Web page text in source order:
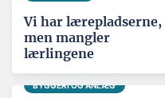
Vi har lærepladserne,
men mangler
lærlingene
BYGGERI OG ANLÆG